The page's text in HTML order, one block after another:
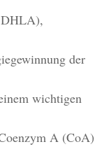
der
wichtigen
A (CoA)